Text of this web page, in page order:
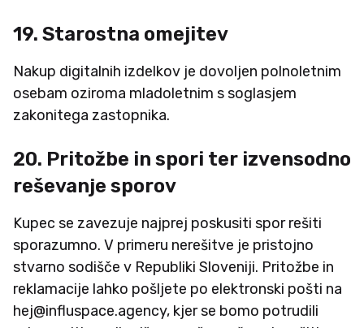
19. Starostna omejitev
Nakup digitalnih izdelkov je dovoljen polnoletnim
osebam oziroma mladoletnim s soglasjem
zakonitega zastopnika.
20. Pritožbe in spori ter izvensodno
reševanje sporov
Kupec se zavezuje najprej poskusiti spor rešiti
sporazumno. V primeru nerešitve je pristojno
stvarno sodišče v Republiki Sloveniji. Pritožbe in
reklamacije lahko pošljete po elektronski pošti na
hej@influspace.agency, kjer se bomo potrudili